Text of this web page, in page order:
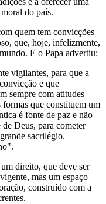
do país.
quem tem convicções
que, hoje, infelizmente,
E o Papa advertiu:
vigilantes, para que a
e que
sempre com atitudes
que constituem um
é fonte de paz e não
Deus, para cometer
sacrilégio.
direito, que deve ser
mas um espaço
construído com a